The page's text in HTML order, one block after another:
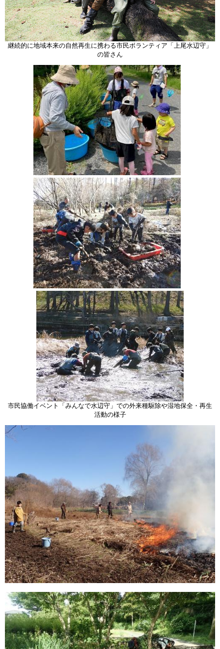
継続的に地域本来の自然再生に携わる市民ボランティア「上尾水辺守」
の皆さん
市民協働イベント「みんなで水辺守」での外来種駆除や湿地保全・再生
活動の様子